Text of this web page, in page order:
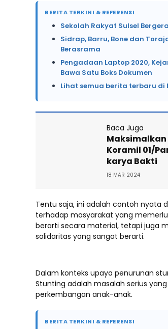
BERITA TERKINI & REFERENSI
Sekolah Rakyat Sulsel
Sidrap, Barru, Bone dan
Berasrama
Pengadaan Laptop 2020,
Bawa Satu Boks Dokumen
Lihat semua berita terbaru di
Baca Juga
Koramil 01/
karya Bakti
18 MAR 2024
Tentu saja, ini adalah contoh nyata
terhadap masyarakat yang
berarti secara material, tetapi juga
solidaritas yang sangat berarti.
Dalam konteks upaya penurunan
Stunting adalah masalah serius
perkembangan anak-anak.
BERITA TERKINI & REFERENSI